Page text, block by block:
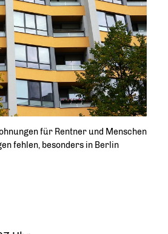
für Rentner und Menschen
fehlen, besonders in Berlin